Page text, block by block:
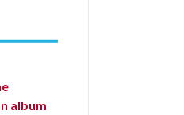
album